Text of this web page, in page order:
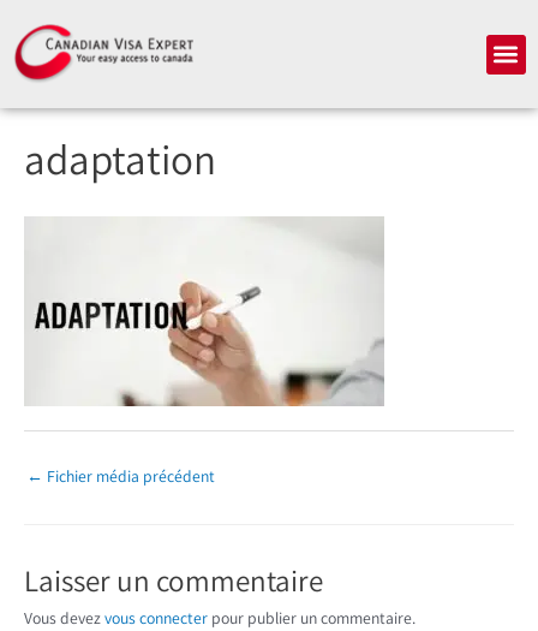
contenu
adaptation
← Fichier média précédent
Laisser un commentaire
Vous devezvous connecter pour publier un commentaire.